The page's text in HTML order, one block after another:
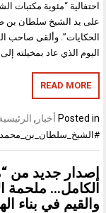
احتفالية “مئوية مكتبات
الحكايات”. وألقى صاحب
اليوم الذي عاد بمخيلته
READ MORE
Posted in أخبار ,
إصدار جديد من
الكامل… ملحمة
والقيم في بناء